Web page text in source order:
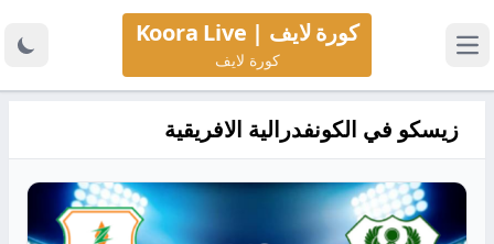
كورة لايف | Koora Live
كورة لايف
زيسكو في الكونفدرالية الافريقية